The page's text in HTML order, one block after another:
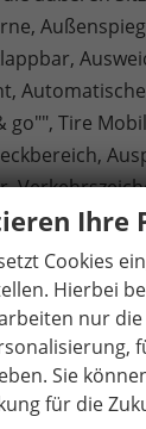
go"", Tire
und
Ihre
Cookies
Hierbei
nur
Sie
für die